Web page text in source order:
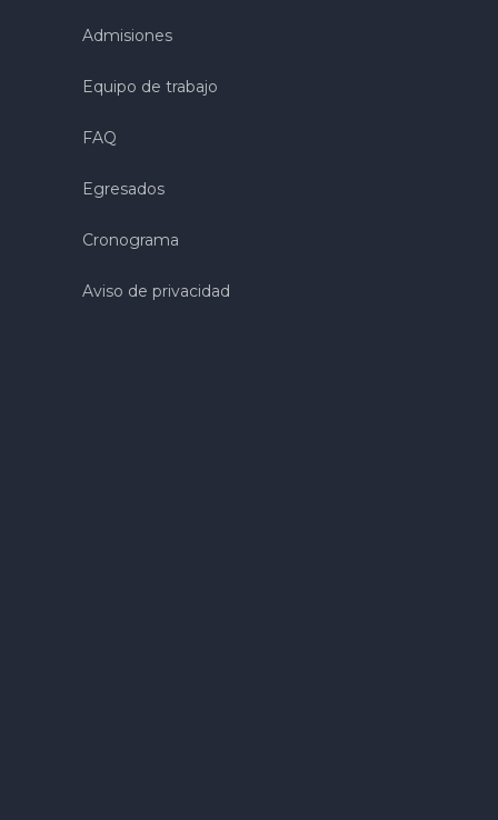
Admisiones
Equipo de trabajo
FAQ
Egresados
Cronograma
Aviso de privacidad